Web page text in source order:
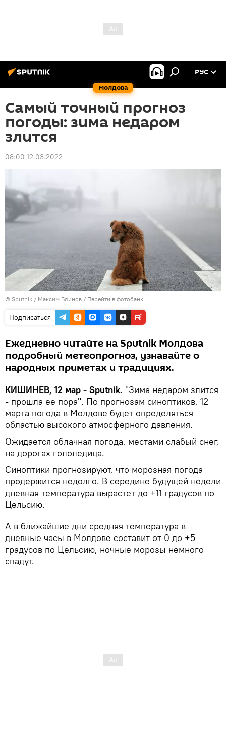
Молдова
РУС
Самый точный прогноз
погоды: зима недаром
злится
08:00 12.03.2022
© Sputnik / Максим Блинов / Перейти в фотобанк
Подписаться
Ежедневно читайте на Sputnik Молдова
подробный метеопрогноз, узнавайте о
народных приметах и традициях.
КИШИНЕВ, 12 мар - Sputnik. "Зима недаром злится
- прошла ее пора". По прогнозам синоптиков, 12
марта погода в Молдове будет определяться
областью высокого aтмосферного давления.
Ожидается облачная погода, местами слабый снег,
на дорогах гололедица.
Синоптики прогнозируют, что морозная погода
продержится недолго. В середине будущей недели
дневная температура вырастет до +11 градусов по
Цельсию.
А в ближайшие дни средняя температура в
дневные часы в Молдове составит от 0 до +5
градусов по Цельсию, ночные морозы немного
спадут.